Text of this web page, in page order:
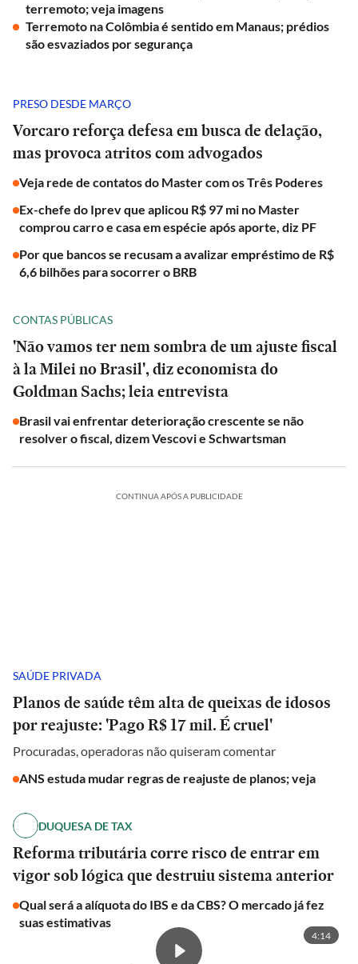
terremoto; veja imagens
Terremoto na Colômbia é sentido em Manaus; prédios
são esvaziados por segurança
PRESO DESDE MARÇO
Vorcaro reforça defesa em busca de delação,
mas provoca atritos com advogados
Veja rede de contatos do Master com os Três Poderes
Ex-chefe do Iprev que aplicou R$ 97 mi no Master
comprou carro e casa em espécie após aporte, diz PF
Por que bancos se recusam a avalizar empréstimo de R$
6,6 bilhões para socorrer o BRB
CONTAS PÚBLICAS
'Não vamos ter nem sombra de um ajuste fiscal
à la Milei no Brasil', diz economista do
Goldman Sachs; leia entrevista
Brasil vai enfrentar deterioração crescente se não
resolver o fiscal, dizem Vescovi e Schwartsman
CONTINUA APÓS A PUBLICIDADE
SAÚDE PRIVADA
Planos de saúde têm alta de queixas de idosos
por reajuste: 'Pago R$ 17 mil. É cruel'
Procuradas, operadoras não quiseram comentar
ANS estuda mudar regras de reajuste de planos; veja
DUQUESA DE TAX
Reforma tributária corre risco de entrar em
vigor sob lógica que destruiu sistema anterior
Qual será a alíquota do IBS e da CBS? O mercado já fez
suas estimativas
4:14